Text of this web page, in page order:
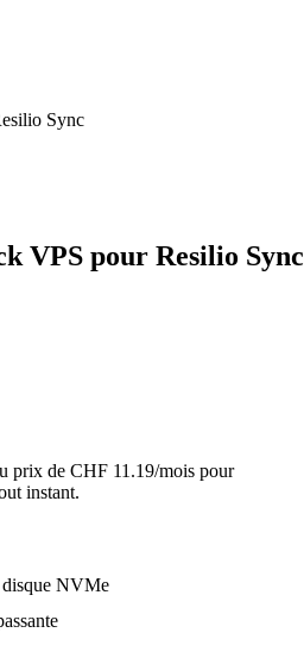
VPS pour Resilio Sync
prix de CHF 11.19/mois pour
instant.
disque NVMe